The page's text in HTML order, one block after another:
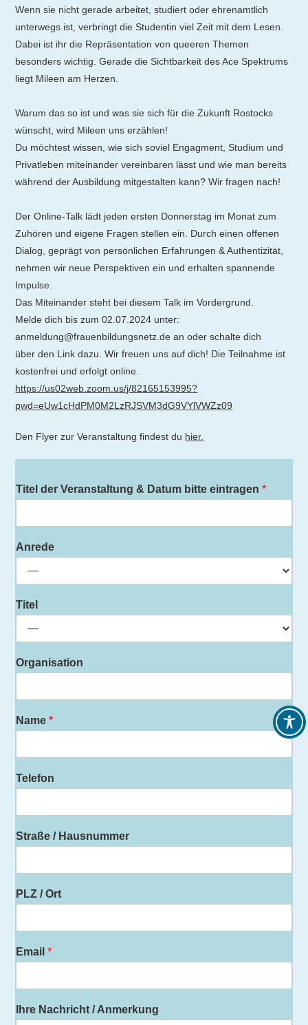
Wenn sie nicht gerade arbeitet, studiert oder ehrenamtlich
unterwegs ist, verbringt die Studentin viel Zeit mit dem Lesen.
Dabei ist ihr die Repräsentation von queeren Themen
besonders wichtig. Gerade die Sichtbarkeit des Ace Spektrums
liegt Mileen am Herzen.
Warum das so ist und was sie sich für die Zukunft Rostocks
wünscht, wird Mileen uns erzählen!
Du möchtest wissen, wie sich soviel Engagment, Studium und
Privatleben miteinander vereinbaren lässt und wie man bereits
während der Ausbildung mitgestalten kann? Wir fragen nach!
Der Online-Talk lädt jeden ersten Donnerstag im Monat zum
Zuhören und eigene Fragen stellen ein. Durch einen offenen
Dialog, geprägt von persönlichen Erfahrungen & Authentizität,
nehmen wir neue Perspektiven ein und erhalten spannende
Impulse.
Das Miteinander steht bei diesem Talk im Vordergrund.
Melde dich bis zum 02.07.2024 unter:
anmeldung@frauenbildungsnetz.de an oder schalte dich
über den Link dazu. Wir freuen uns auf dich! Die Teilnahme ist
kostenfrei und erfolgt online.
https://us02web.zoom.us/j/82165153995?
pwd=eUw1cHdPM0M2LzRJSVM3dG9VYlVWZz09
Den Flyer zur Veranstaltung findest du hier.
Titel der Veranstaltung & Datum bitte eintragen*
Anrede
Titel
Organisation
Name*
Telefon
Straße / Hausnummer
PLZ / Ort
Email*
Ihre Nachricht / Anmerkung